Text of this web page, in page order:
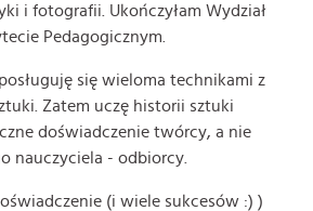
i fotografii. Ukończyłam Wydział
Pedagogicznym.
się wieloma technikami z
Zatem uczę historii sztuki
doświadczenie twórcy, a nie
nauczyciela - odbiorcy.
(i wiele sukcesów :) )